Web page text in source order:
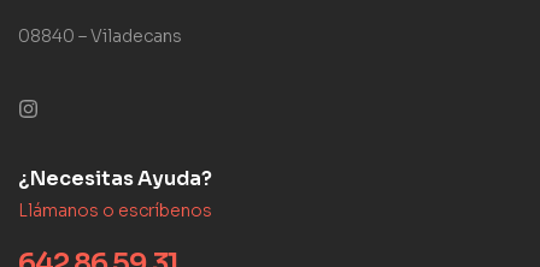
08840 – Viladecans
¿Necesitas Ayuda?
Llámanos o escríbenos